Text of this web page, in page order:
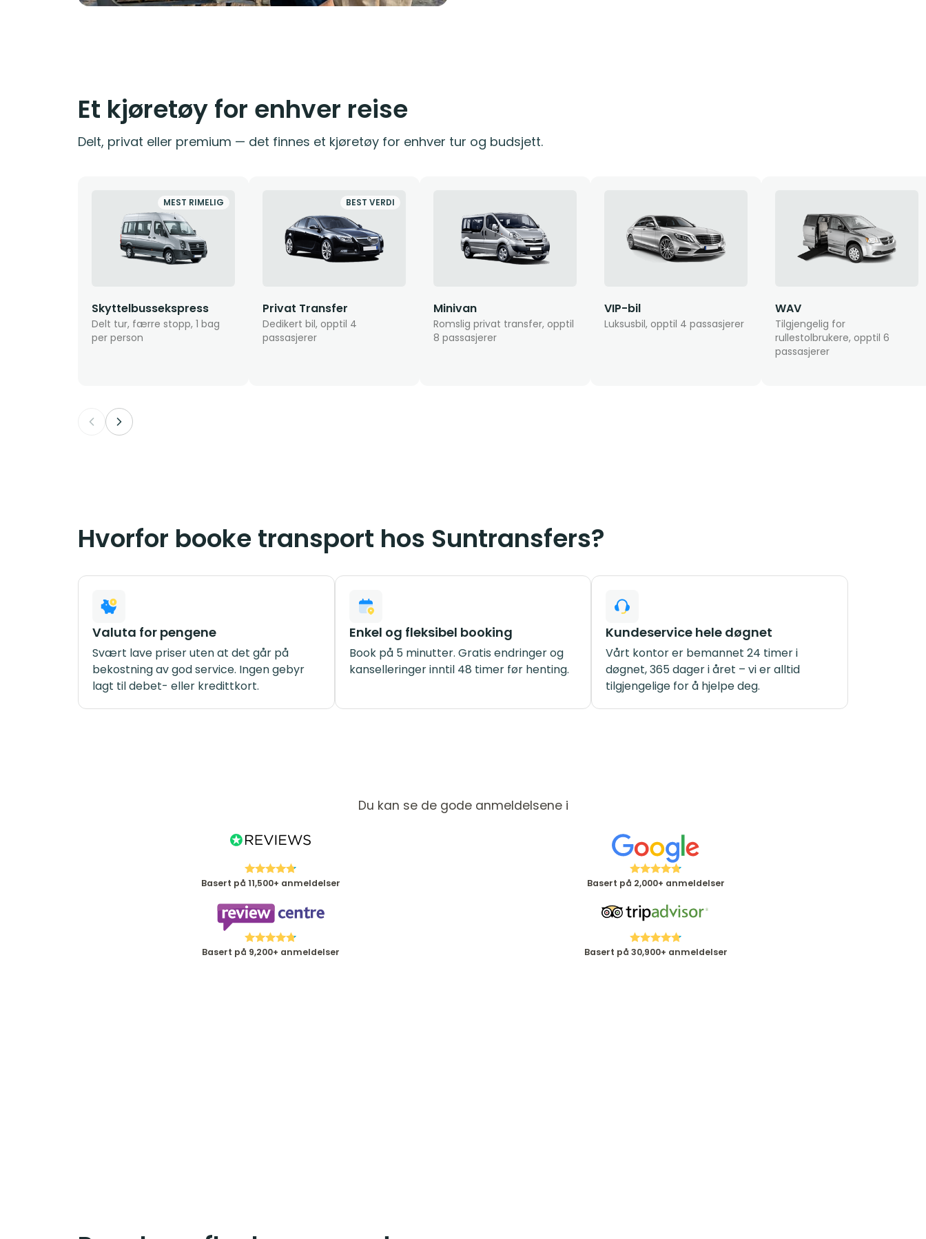
Et kjøretøy for enhver reise
Delt, privat eller premium — det finnes et kjøretøy for enhver tur og budsjett.
MEST RIMELIG
Skyttelbussekspress
Delt tur, færre stopp, 1 bag
per person
BEST VERDI
Privat Transfer
Dedikert bil, opptil 4
passasjerer
Minivan
Romslig privat transfer, opptil
8 passasjerer
VIP-bil
Luksusbil, opptil 4 passasjerer
WAV
Tilgjengelig for
rullestolbrukere, opptil 6
passasjerer
Hvorfor booke transport hos Suntransfers?
Valuta for pengene
Svært lave priser uten at det går på
bekostning av god service. Ingen gebyr
lagt til debet- eller kredittkort.
Enkel og fleksibel booking
Book på 5 minutter. Gratis endringer og
kanselleringer inntil 48 timer før henting.
Kundeservice hele døgnet
Vårt kontor er bemannet 24 timer i
døgnet, 365 dager i året – vi er alltid
tilgjengelige for å hjelpe deg.
Du kan se de gode anmeldelsene i
Basert på 11,500+ anmeldelser Basert på 2,000+ anmeldelser
Basert på 9,200+ anmeldelser Basert på 30,900+ anmeldelser